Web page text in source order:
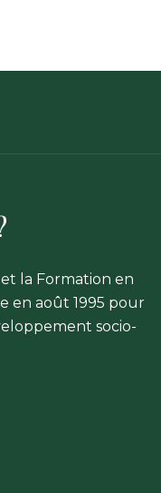
et la Formation en
en août 1995 pour
socio-